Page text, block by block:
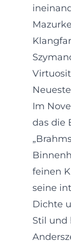
Im
das die
feinen
seine
Dichte
Stil und